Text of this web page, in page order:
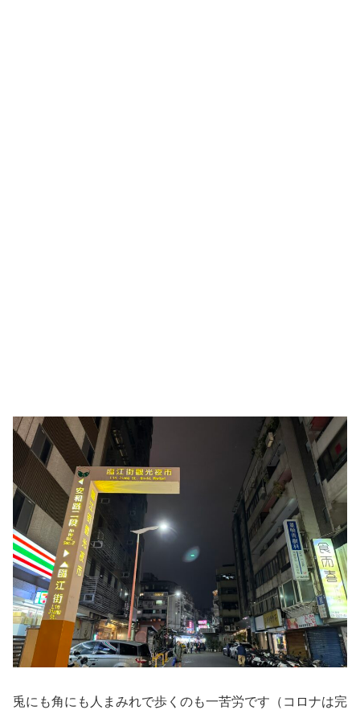
兎にも角にも人まみれで歩くのも一苦労です（コロナは完